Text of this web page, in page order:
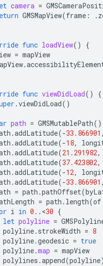
camera =
GMSMapView(frame : .
func loadView()
{
= mapView
.
func viewDidLoad()
{
.viewDidLoad()
path = GMSMutablePath()
.addLatitude(-33.866901 ,
.addLatitude(-18,
.addLatitude(21.291982,
.addLatitude(37.423802,
.addLatitude(-12,
.addLatitude(-33.866901 ,
= path .pathOffset(
= path . length(of
i in 0. . <30 {
let polyline =
polyline. strokeWidth = 8
polyline.geodesic = true
polyline.map = mapView
polylines .append(polyline)